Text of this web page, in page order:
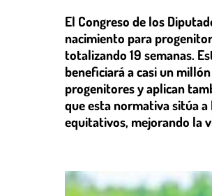
El Congreso de los
nacimiento para
totalizando 19 semanas.
beneficiará a casi un
progenitores y aplican
que esta normativa sitúa a
equitativos, mejorando la